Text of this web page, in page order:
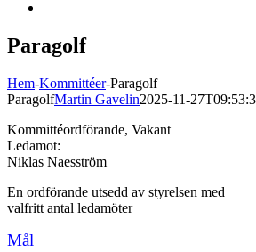
Paragolf
Hem-Kommittéer-Paragolf
ParagolfMartin Gavelin2025-11-
Kommittéordförande, Vakant
Ledamot:
Niklas Naesström
En ordförande utsedd av styrelsen med
valfritt antal ledamöter
Mål